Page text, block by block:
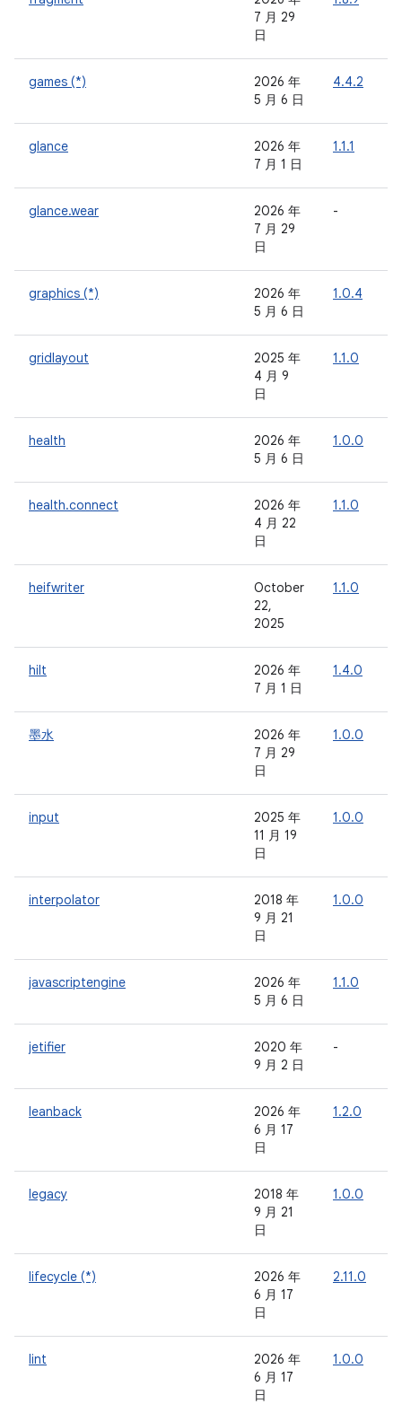
7 月 29
日
games (*)
2026 年
5 月 6 日
4.4.2
glance
2026 年
7 月 1 日
1.1.1
glance.wear
2026 年
7 月 29
日
-
graphics (*)
2026 年
5 月 6 日
1.0.4
gridlayout
2025 年
4 月 9
日
1.1.0
health
2026 年
5 月 6 日
1.0.0
health.connect
2026 年
4 月 22
日
1.1.0
heifwriter
October
22,
2025
1.1.0
hilt
2026 年
7 月 1 日
1.4.0
墨水
2026 年
7 月 29
日
1.0.0
input
2025 年
11 月 19
日
1.0.0
interpolator
2018 年
9 月 21
日
1.0.0
javascriptengine
2026 年
5 月 6 日
1.1.0
jetifier
2020 年
9 月 2 日
-
leanback
2026 年
6 月 17
日
1.2.0
legacy
2018 年
9 月 21
日
1.0.0
lifecycle (*)
2026 年
6 月 17
日
2.11.0
lint
2026 年
6 月 17
日
1.0.0